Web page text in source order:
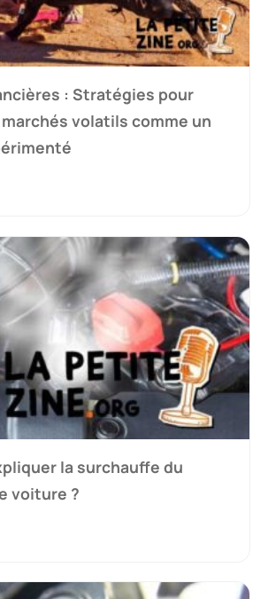
: Stratégies pour
volatils comme un
la surchauffe du
voiture ?